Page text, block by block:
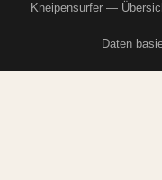
Kneipensurfer —
Daten